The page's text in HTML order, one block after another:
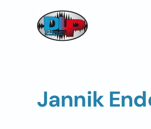
Skip to main content
Jannik